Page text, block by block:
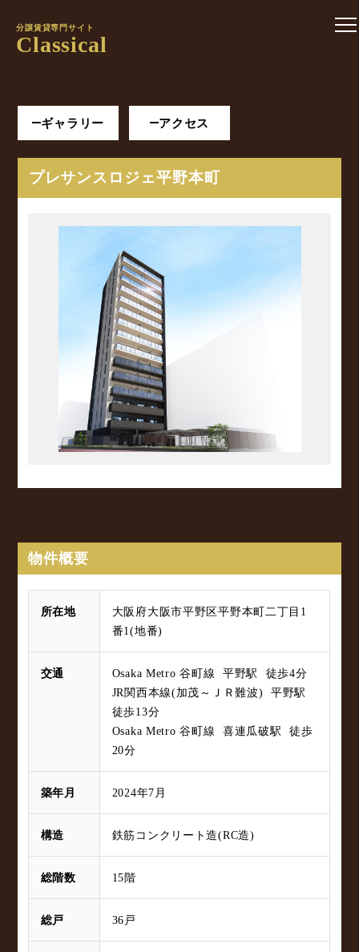
分譲賃貸専門サイト
Classical
ギャラリー アクセス
プレサンスロジェ平野本町
物件概要
所在地
大阪府大阪市平野区平野本町二丁目1
番1(地番)
交通
Osaka Metro 谷町線 平野駅 徒歩4分
JR関西本線(加茂～ＪＲ難波) 平野駅
徒歩13分
Osaka Metro 谷町線 喜連瓜破駅 徒歩
20分
築年月 2024年7月
構造 鉄筋コンクリート造(RC造)
総階数 15階
総戸 36戸